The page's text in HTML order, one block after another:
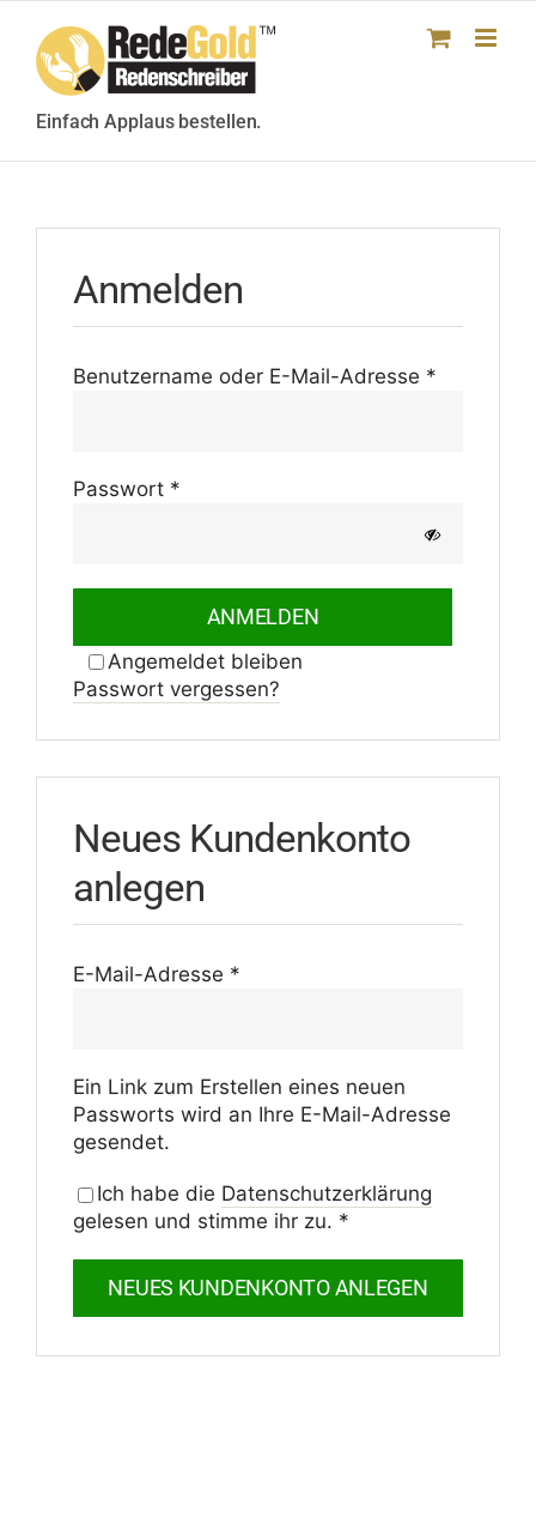
content
Einfach Applaus bestellen.
Anmelden
Benut­zer­name oder E-Mail-Adresse *
Pass­wort *
Ange­meldet bleiben
ANMELDEN
Pass­wort vergessen?
Neues Kunden­konto
anlegen
E-Mail-Adresse *
Ein Link zum Erstellen eines neuen
Pass­worts wird an Ihre E-Mail-Adresse
gesendet.
Ich habe die Daten­schutz­er­klä­rung
gelesen und stimme ihr zu. *
NEUES KUNDENKONTO ANLEGEN